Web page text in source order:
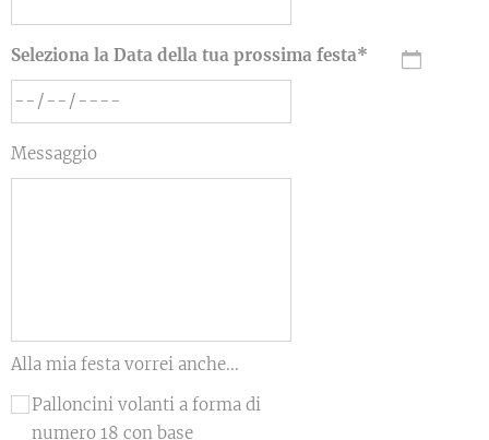
Seleziona la Data della tua prossima festa*
Messaggio
Alla mia festa vorrei anche...
Palloncini volanti a forma di
numero 18 con base